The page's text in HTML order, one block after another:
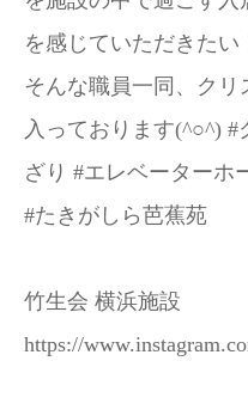
を感じていただきたい
そんな職員一同、ク
入っております(^○^)
ざり #エレベーターホ
#たきがしら芭蕉苑
竹生会 横浜施設
https://